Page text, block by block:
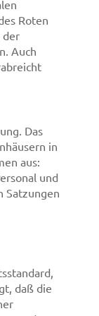
Roten
der
Auch
Das
in
aus:
und
Satzungen
daß die